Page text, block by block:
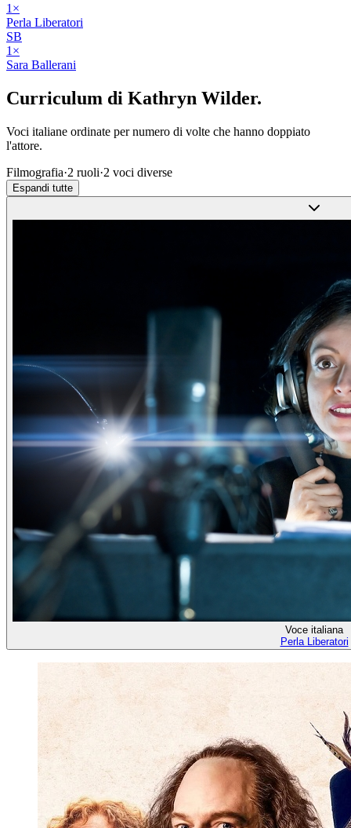
1 ×
Perla Liberatori
SB
1 ×
Sara Ballerani
Curriculum di Kathryn Wilder.
Voci italiane ordinate per numero di volte che hanno doppiato
l'attore.
Filmografia·2 ruoli·2 voci diverse
Espandi tutte
Voce italiana
Perla Liberatori